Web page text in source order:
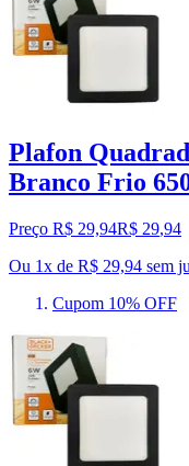
Plafon
Branco Frio
Preço R$ 29,94R$ 29,94
Ou 1x de R$ 29,94 sem
Cupom 10% OFF